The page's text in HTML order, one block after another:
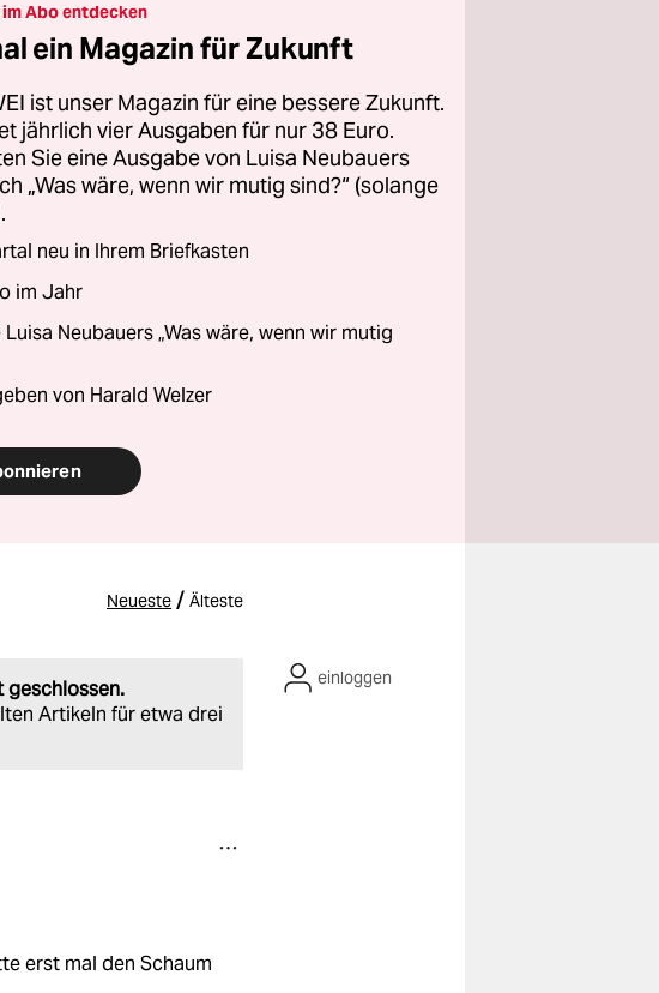
im Abo entdecken
ein Magazin für Zukunft
ist unser Magazin für eine bessere Zukunft.
jährlich vier Ausgaben für nur 38 Euro.
Sie eine Ausgabe von Luisa Neubauers
„Was wäre, wenn wir mutig sind?“ (solange
neu in Ihrem Briefkasten
im Jahr
Neubauers „Was wäre, wenn wir mutig
von Harald Welzer
Neueste / Älteste
geschlossen.
Artikeln für etwa drei
einloggen
erst mal den Schaum